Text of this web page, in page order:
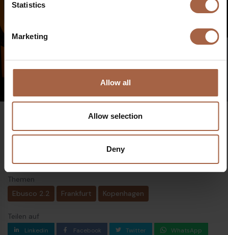
Statistics
Marketing
Allow all
Allow selection
Deny
Themen
Ebusco 2.2
Frankfurt Kopenhagen
Teilen auf
Linkedin Facebook Twitter WhatsApp